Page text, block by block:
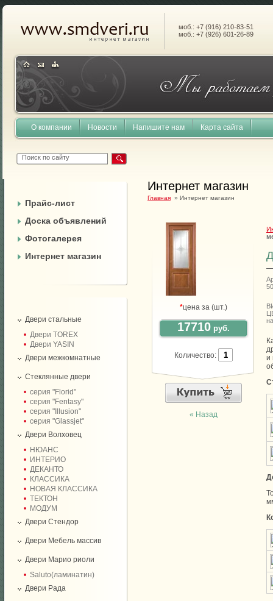
моб.: +7 (916) 210-83-51
моб.: +7 (926) 601-26-89
О компании Новости Напишите нам Карта сайта
Прайс-лист
Доска объявлений
Фотогалерея
Интернет магазин
Двери стальные
Двери TOREX
Двери YASIN
Двери межкомнатные
Стеклянные двери
серия "Florid"
серия "Fentasy"
серия "Illusion"
серия "Glassjet"
Двери Волховец
НЮАНС
ИНТЕРИО
ДЕКАНТО
КЛАССИКА
НОВАЯ КЛАССИКА
ТЕКТОН
МОДУМ
Двери Стендор
Двери Мебель массив
Двери Марио риоли
Saluto(ламинатин)
Двери Рада
Интернет магазин
Главная » Интернет магазин
*цена за (шт.)
17710 руб.
Количество:
« Назад
и